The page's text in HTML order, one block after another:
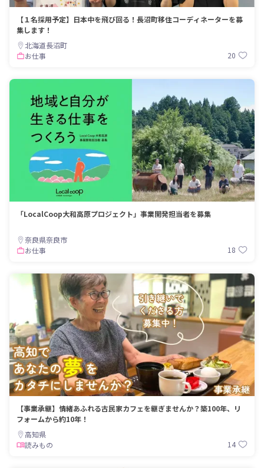
【１名採用予定】日本中を飛び回る！長沼町移住コーディネーターを募
集します！
北海道長沼町
お仕事
20
「LocalCoop大和高原プロジェクト」事業開発担当者を募集
奈良県奈良市
お仕事
18
【事業承継】情緒あふれる古民家カフェを継ぎませんか？築100年、リ
フォームから約10年！
高知県
読みもの
14